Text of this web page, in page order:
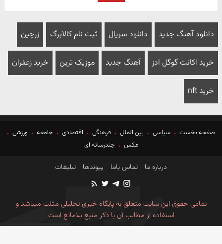
دانلود آهنگ جدید دانلود سریال ثبت نام کالابرگ زرچین
خرید اکانت گوگل ادز آهنگ جدید موزیک ترین خرید زعفران
خرید nft
صفحه نخست سیاسی بین الملل فرهنگی اقتصادی جامعه
ورزشی
عکس
چندرسانه ای
درباره ما تماس باما پیوندها تبلیغات
تمامی حقوق این سایت متعلق به پایگاه خبری تحلیلی مثلث میباشد و
استفاده از مطالب آن با ذکر منبع بلامانع است